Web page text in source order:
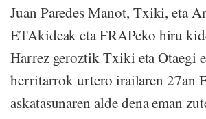
Juan Paredes Manot, Txiki, eta
ETAkideak eta FRAPeko hiru
Harrez geroztik Txiki eta Otaegi
herritarrok urtero irailaren 27an
askatasunaren alde dena eman